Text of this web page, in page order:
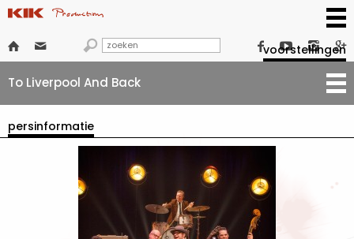
      
voorstellingen
To Liverpool And Back
persinformatie